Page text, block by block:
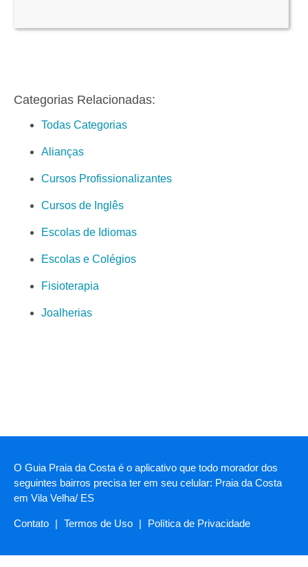
Categorias Relacionadas:
Todas Categorias
Alianças
Cursos Profissionalizantes
Cursos de Inglês
Escolas de Idiomas
Escolas e Colégios
Fisioterapia
Joalherias
O Guia Praia da Costa é o aplicativo que todo morador dos
seguintes bairros precisa ter em seu celular: Praia da Costa
em Vila Velha/ ES
Contato | Termos de Uso | Política de Privacidade